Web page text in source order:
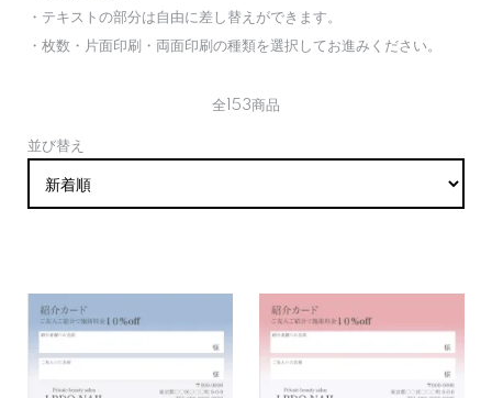
・テキストの部分は自由に差し替えができます。
・枚数・片面印刷・両面印刷の種類を選択してお進みください。
全153商品
並び替え